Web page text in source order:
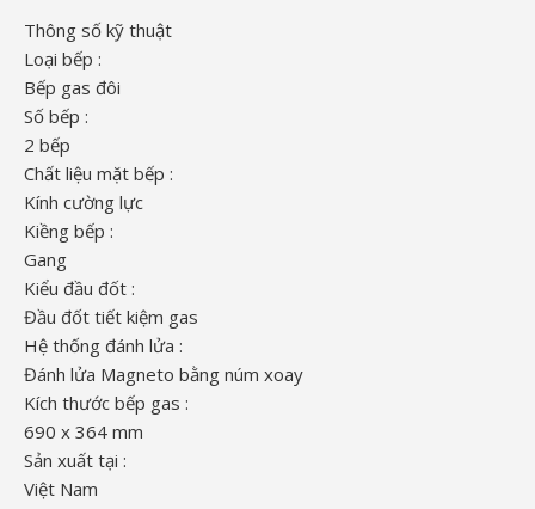
Thông số kỹ thuật
Loại bếp :
Bếp gas đôi
Số bếp :
2 bếp
Chất liệu mặt bếp :
Kính cường lực
Kiềng bếp :
Gang
Kiểu đầu đốt :
Đầu đốt tiết kiệm gas
Hệ thống đánh lửa :
Đánh lửa Magneto bằng núm xoay
Kích thước bếp gas :
690 x 364 mm
Sản xuất tại :
Việt Nam